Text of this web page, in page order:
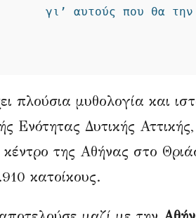
γι’ αυτούς που θα την
πλούσια μυθολογία και
Ενότητας Δυτικής
της Αθήνας στο
κατοίκους.